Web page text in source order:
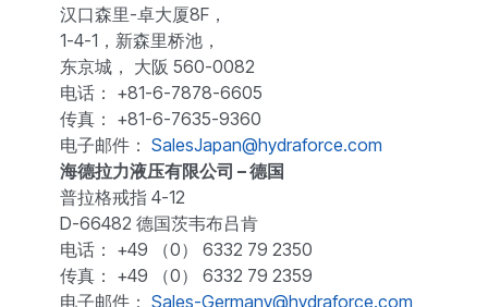
汉口森里-卓大厦8F，
1-4-1，新森里桥池，
东京城， 大阪 560-0082
电话： +81-6-7878-6605
传真： +81-6-7635-9360
电子邮件： SalesJapan@hydraforce.com
海德拉力液压有限公司 – 德国
普拉格戒指 4-12
D-66482 德国茨韦布吕肯
电话： +49 （0） 6332 79 2350
传真： +49 （0） 6332 79 2359
电子邮件： Sales-Germany@hydraforce.com